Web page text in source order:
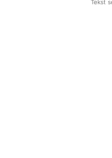
Tekst